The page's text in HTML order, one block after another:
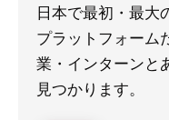
日本で最初・最大
プラットフォーム
業・インターンと
見つかります。